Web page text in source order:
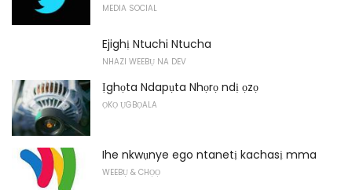
MEDIA SOCIAL
Ejighị Ntuchi Ntucha
NHAZI WEEBỤ NA DEV
Ịghọta Ndapụta Nhọrọ ndị ọzọ
ỌKỌ ỤGBỌALA
Ihe nkwụnye ego ntanetị kachasị mma
WEEBỤ & CHỌỌ